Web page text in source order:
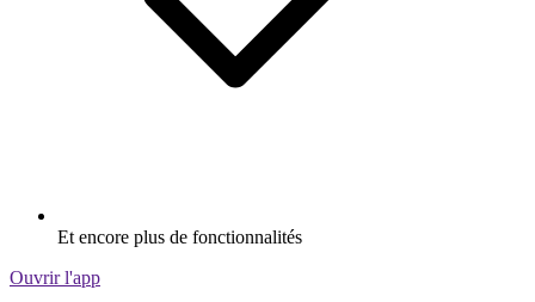
Et encore plus de fonctionnalités
Ouvrir l'app